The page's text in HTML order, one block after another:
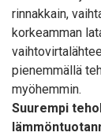
rinnakkain,
korkeamman
pienemmällä
myöhemmin.
Suurempi